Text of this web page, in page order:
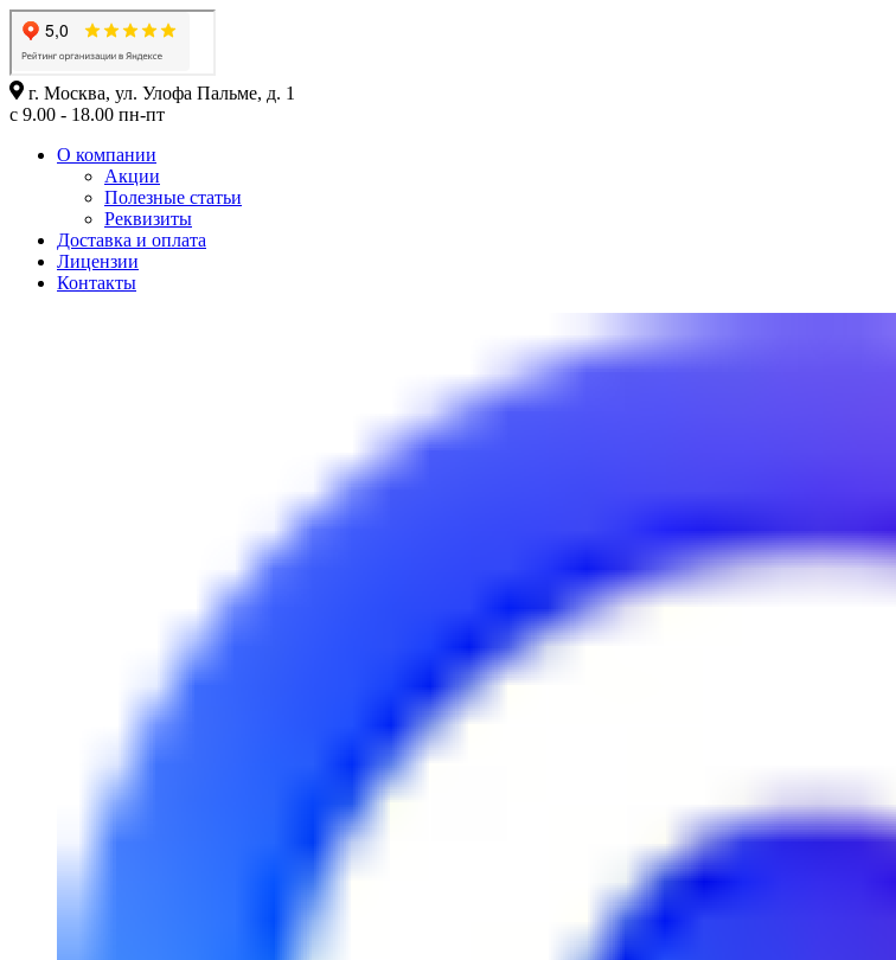
г. Москва, ул. Улофа Пальме, д. 1
с 9.00 - 18.00 пн-пт
О компании
Акции
Полезные статьи
Реквизиты
Доставка и оплата
Лицензии
Контакты